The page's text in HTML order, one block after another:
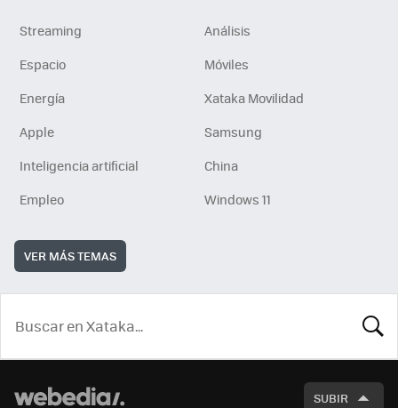
Streaming
Análisis
Espacio
Móviles
Energía
Xataka Movilidad
Apple
Samsung
Inteligencia artificial
China
Empleo
Windows 11
VER MÁS TEMAS
SUBIR